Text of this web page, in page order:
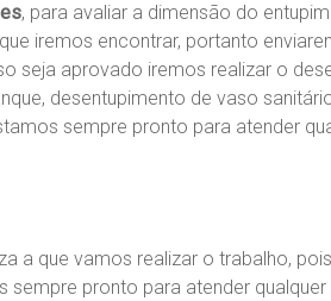
, para avaliar a dimensão do
iremos encontrar, portanto
seja aprovado iremos realizar o
desentupimento de vaso
sempre pronto para atender
a que vamos realizar o trabalho,
sempre pronto para atender